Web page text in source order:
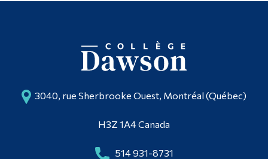
3040, rue Sherbrooke Ouest, Montréal (Québec)
H3Z 1A4 Canada
514 931-8731